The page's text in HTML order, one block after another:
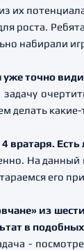
их
роста.
набирали
точно
делать
вратаря.
На данный
его
из
в
-